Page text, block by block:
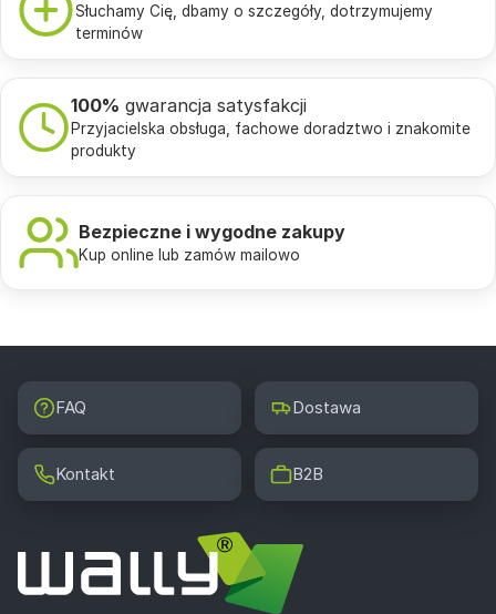
Słuchamy Cię, dbamy o szczegóły, dotrzymujemy
terminów
100% gwarancja satysfakcji
Przyjacielska obsługa, fachowe doradztwo i znakomite
produkty
Bezpieczne i wygodne zakupy
Kup online lub zamów mailowo
FAQ Dostawa
Kontakt B2B